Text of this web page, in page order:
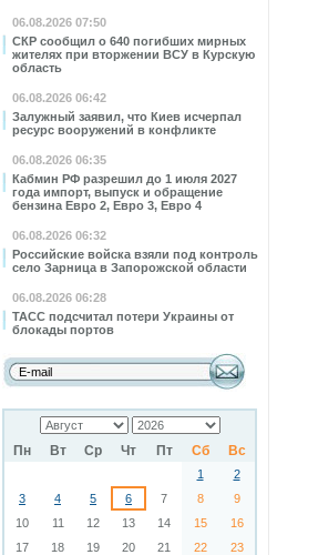
06.08.2026 07:50
СКР сообщил о 640 погибших мирных
жителях при вторжении ВСУ в Курскую
область
06.08.2026 06:42
Залужный заявил, что Киев исчерпал
ресурс вооружений в конфликте
06.08.2026 06:35
Кабмин РФ разрешил до 1 июля 2027
года импорт, выпуск и обращение
бензина Евро 2, Евро 3, Евро 4
06.08.2026 06:32
Российские войска взяли под контроль
село Зарница в Запорожской области
06.08.2026 06:28
ТАСС подсчитал потери Украины от
блокады портов
Пн Вт Ср Чт Пт Сб Вс
1
2
3
4 5 6 7 8
9
10
11 12 13 14 15
16
17
18 19 20 21 22
23